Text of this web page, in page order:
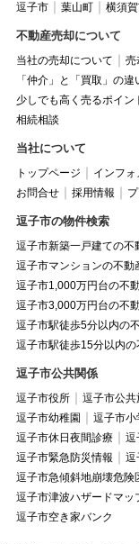
逗子市 葉山町 横須
不動産売却について
当社の売却について 売
「仲介」と「買取」の違
少しでも高く売るポイン
相続相談
当社について
トップページ インフ
お問合せ
採用情報
逗子市の物件検索
逗子市新築一戸建ての不
逗子市マンションの不動
逗子市1,000万円台の不
逗子市3,000万円台の不
逗子市駅徒歩5分以内の
逗子市駅徒歩15分以内の
逗子市公共関係
逗子市役所 逗子市公共
逗子市幼稚園
逗子市小
逗子市休日夜間診療
逗
逗子市緊急防災情報
逗
逗子市急傾斜地崩壊危険
逗子市津波ハザードマッ
逗子市空き家バンク